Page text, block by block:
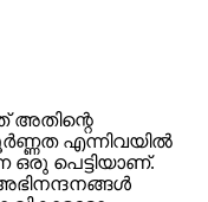
എന്നിവയിൽ
ഒരു പെട്ടിയാണ്.